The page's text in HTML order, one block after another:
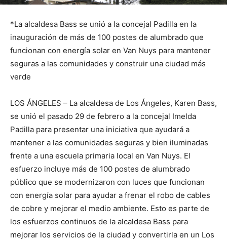
*La alcaldesa Bass se unió a la concejal Padilla en la
inauguración de más de 100 postes de alumbrado que
funcionan con energía solar en Van Nuys para mantener
seguras a las comunidades y construir una ciudad más
verde
LOS ÁNGELES – La alcaldesa de Los Ángeles, Karen Bass,
se unió el pasado 29 de febrero a la concejal Imelda
Padilla para presentar una iniciativa que ayudará a
mantener a las comunidades seguras y bien iluminadas
frente a una escuela primaria local en Van Nuys. El
esfuerzo incluye más de 100 postes de alumbrado
público que se modernizaron con luces que funcionan
con energía solar para ayudar a frenar el robo de cables
de cobre y mejorar el medio ambiente. Esto es parte de
los esfuerzos continuos de la alcaldesa Bass para
mejorar los servicios de la ciudad y convertirla en un Los